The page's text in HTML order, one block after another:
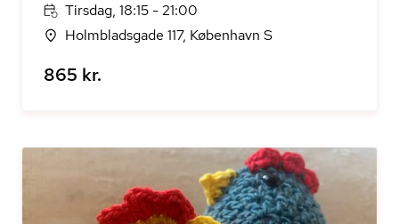
Tirsdag, 18:15 - 21:00
Holmbladsgade 117, København S
865 kr.